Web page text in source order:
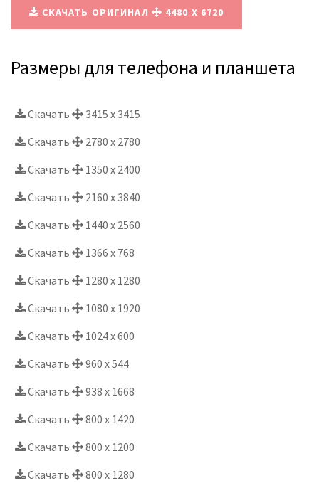
СКАЧАТЬ ОРИГИНАЛ 4480 X 6720
Размеры для телефона и планшета
Скачать
3415 x 3415
Скачать
2780 x 2780
Скачать
1350 x 2400
Скачать
2160 x 3840
Скачать
1440 x 2560
Скачать
1366 x 768
Скачать
1280 x 1280
Скачать
1080 x 1920
Скачать
1024 x 600
Скачать
960 x 544
Скачать
938 x 1668
Скачать
800 x 1420
Скачать
800 x 1200
Скачать
800 x 1280